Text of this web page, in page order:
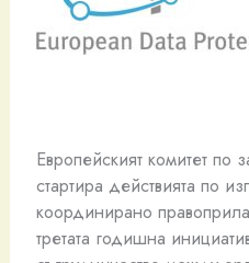
Европейският комитет по
стартира действията по
координирано
третата годишна